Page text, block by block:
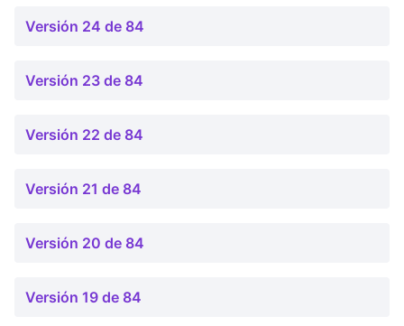
Versión 24 de 84
Versión 23 de 84
Versión 22 de 84
Versión 21 de 84
Versión 20 de 84
Versión 19 de 84